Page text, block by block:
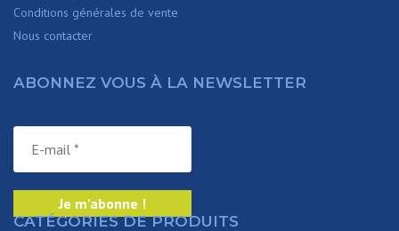
Conditions générales de vente
Nous contacter
ABONNEZ VOUS À LA NEWSLETTER
CATÉGORIES DE PRODUITS